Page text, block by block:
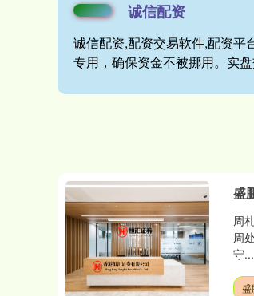
诚信配资
诚信配资,配资交易软件,配资平
专用，确保资金不被挪用。实
盛
周
周
守
盛